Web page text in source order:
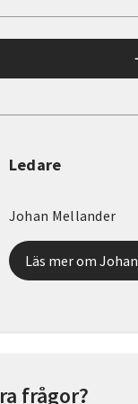
Ledare
Johan Mellander
Läs mer om Johan
frågor?